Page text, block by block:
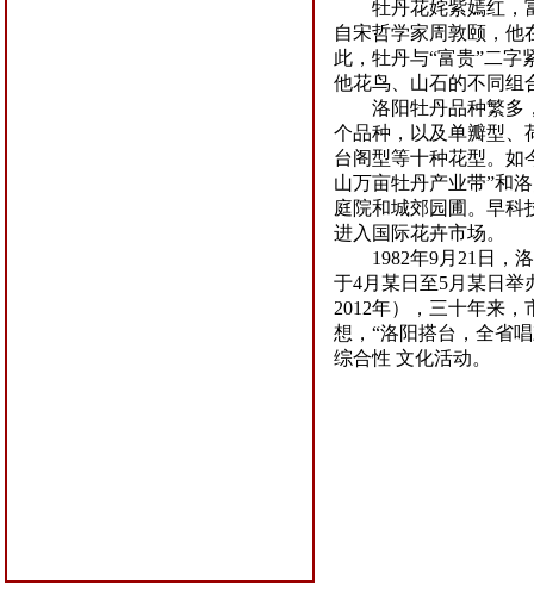
牡丹花姹紫嫣红，
自宋哲学家周敦颐，他
此，牡丹与“富贵”二
他花鸟、山石的不同组
洛阳牡丹品种繁多
个品种，以及单瓣型、
台阁型等十种花型。如
山万亩牡丹产业带”和
庭院和城郊园圃。早科
进入国际花卉市场。
1982年9月 21 日，
于4月某日至5月某日举
2012年），三十年来，
想，“洛阳搭台，全省
综合性 文化活动。